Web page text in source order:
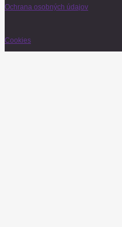
Ochrana osobných údajov
Cookies